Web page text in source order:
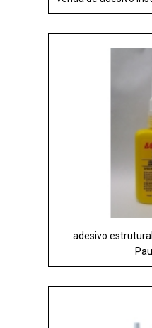
adesivo